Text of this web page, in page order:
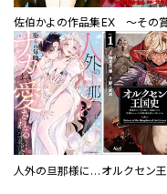
佐伯かよの作品集
人外の旦那様に娶られ毎晩ナカまで愛される…。アンソロジー